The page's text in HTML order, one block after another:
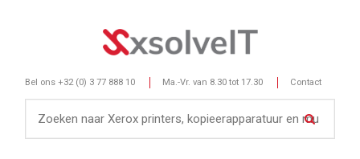
Bel ons +32 (0) 3 77 888 10 Ma.-Vr. van 8.30 tot 17.30 Contact